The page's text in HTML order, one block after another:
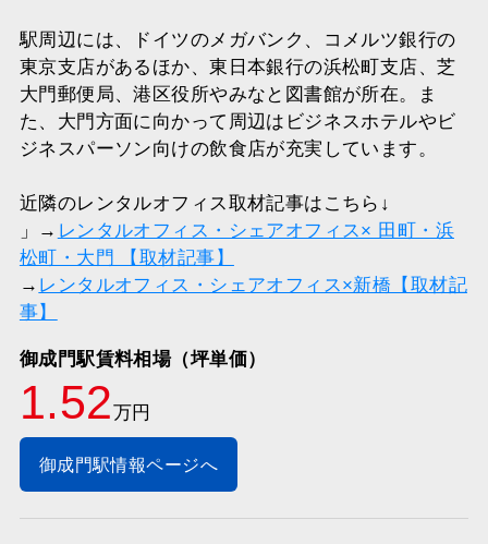
駅周辺には、ドイツのメガバンク、コメルツ銀行の
東京支店があるほか、東日本銀行の浜松町支店、芝
大門郵便局、港区役所やみなと図書館が所在。ま
た、大門方面に向かって周辺はビジネスホテルやビ
ジネスパーソン向けの飲食店が充実しています。
近隣のレンタルオフィス取材記事はこちら↓
」→ レンタルオフィス・シェアオフィス× 田町・浜
松町・大門 【取材記事】
→ レンタルオフィス・シェアオフィス×新橋【取材記
事】
御成門駅賃料相場（坪単価）
1.52万円
御成門駅情報ページへ